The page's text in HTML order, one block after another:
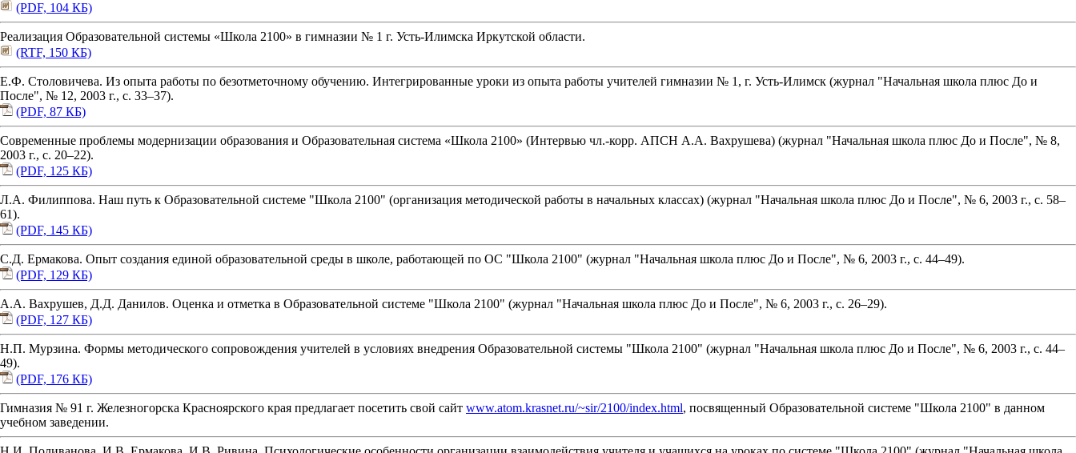
(PDF, 104 КБ)
Реализация Образовательной системы «Школа 2100» в гимназии № 1 г. Усть-Илимска Иркутской области.
(RTF, 150 КБ)
Е.Ф. Столовичева. Из опыта работы по безотметочному обучению. Интегрированные уроки из опыта работы учителей гимназии № 1, г. Усть-Илимск (журнал "Начальная школа плюс До и
После", № 12, 2003 г., с. 33–37).
(PDF, 87 КБ)
Современные проблемы модернизации образования и Образовательная система «Школа 2100» (Интервью чл.-корр. АПСН А.А. Вахрушева) (журнал "Начальная школа плюс До и После", № 8,
2003 г., с. 20–22).
(PDF, 125 КБ)
Л.А. Филиппова. Наш путь к Образовательной системе "Школа 2100" (организация методической работы в начальных классах) (журнал "Начальная школа плюс До и После", № 6, 2003 г., с. 58–
61).
(PDF, 145 КБ)
С.Д. Ермакова. Опыт создания единой образовательной среды в школе, работающей по ОС "Школа 2100" (журнал "Начальная школа плюс До и После", № 6, 2003 г., с. 44–49).
(PDF, 129 КБ)
А.А. Вахрушев, Д.Д. Данилов. Оценка и отметка в Образовательной системе "Школа 2100" (журнал "Начальная школа плюс До и После", № 6, 2003 г., с. 26–29).
(PDF, 127 КБ)
Н.П. Мурзина. Формы методического сопровождения учителей в условиях внедрения Образовательной системы "Школа 2100" (журнал "Начальная школа плюс До и После", № 6, 2003 г., с. 44–
49).
(PDF, 176 КБ)
Гимназия № 91 г. Железногорска Красноярского края предлагает посетить свой сайт www.atom.krasnet.ru/~sir/2100/index.html, посвященный Образовательной системе "Школа 2100" в данном
учебном заведении.